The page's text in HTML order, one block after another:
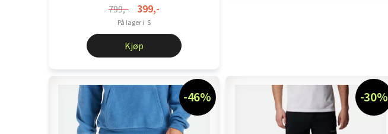
799,- 399,-
På lager i S
Kjøp
-46% -30%